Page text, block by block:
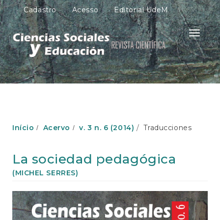
N
a
v
e
g
a
ç
ã
o
c
a
l
o
n
t
Cadastro Acesso Editorial UdeM
Toggle
Início Acervo v. 3 n. 6 (2014) Traducciones
La sociedad pedagógica
(MICHEL SERRES)
Barra
lateral